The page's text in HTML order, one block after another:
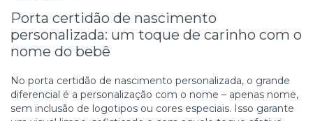
Porta certidão de nascimento
personalizada: um toque de carinho com o
nome do bebê
No porta certidão de nascimento personalizada, o grande
diferencial é a personalização com o nome – apenas nome,
sem inclusão de logotipos ou cores especiais. Isso garante